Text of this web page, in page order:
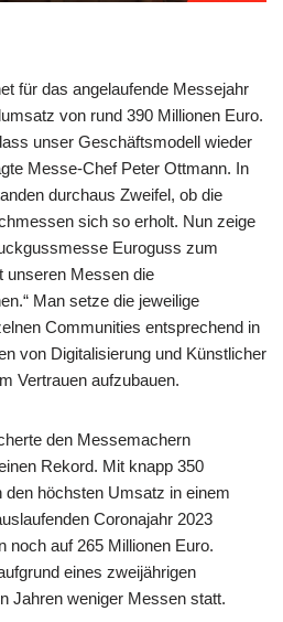
für das angelaufende Messejahr
von rund 390 Millionen Euro.
unser Geschäftsmodell wieder
Messe-Chef Peter Ottmann. In
durchaus Zweifel, ob die
sich so erholt. Nun zeige
Euroguss zum
unseren Messen die
Man setze die jeweilige
Communities entsprechend in
von Digitalisierung und Künstlicher
Vertrauen aufzubauen.
den Messemachern
Rekord. Mit knapp 350
den höchsten Umsatz in einem
Coronajahr 2023
noch auf 265 Millionen Euro.
eines zweijährigen
Jahren weniger Messen statt.